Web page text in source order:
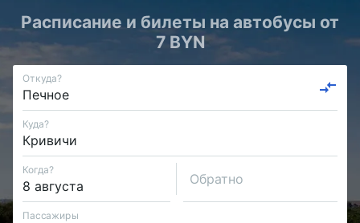
Расписание и билеты на автобусы от
7 BYN
Откуда?
Куда?
Когда?
Обратно
Пассажиры